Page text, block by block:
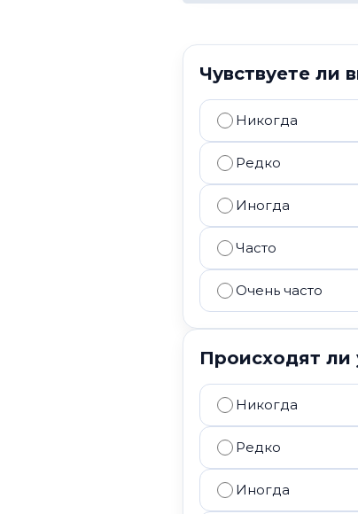
Чувствуете ли
Никогда
Редко
Иногда
Часто
Очень часто
Происходят ли
Никогда
Редко
Иногда